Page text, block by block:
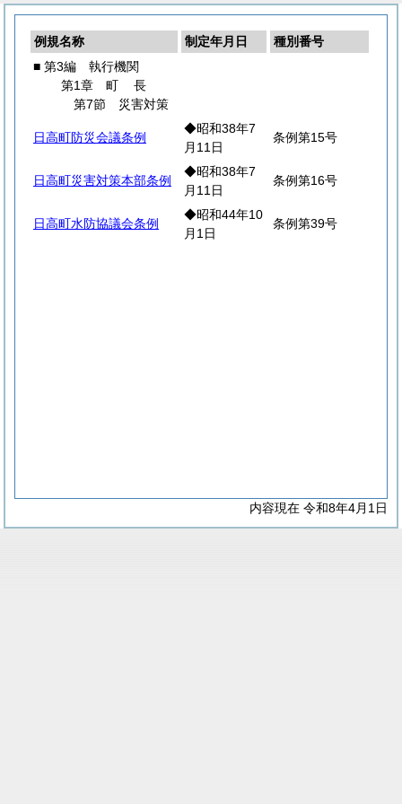
例規名称 制定年月日
種別番号
■ 第3編 執行機関
第1章 町長
第7節 災害対策
日高町防災会議条例
◆昭和38年7
月11日
条例第15号
日高町災害対策本部条例
◆昭和38年7
月11日
条例第16号
日高町水防協議会条例
◆昭和44年10
月1日
条例第39号
内容現在 令和8年4月1日